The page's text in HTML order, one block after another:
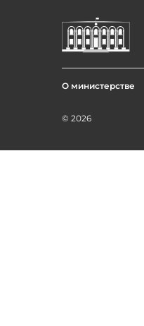
menu
О министерстве
© 2026